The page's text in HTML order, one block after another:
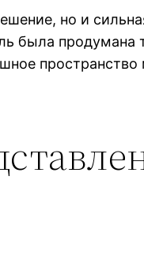
но и
была продумана